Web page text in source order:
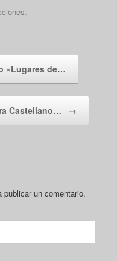
.
«Lugares de…
Castellano… →
publicar un comentario.